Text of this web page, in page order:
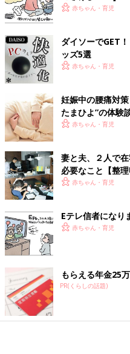
赤ちゃん・育児
ダイソーでGET
ッズ5選
赤ちゃん・育児
妊娠中の腰痛対
たまひよ”の体験
赤ちゃん・育児
妻と夫、２人で
必要なこと【整
赤ちゃん・育児
Eテレ信者にな
赤ちゃん・育児
もらえる年金25
PR(くらしの話題)